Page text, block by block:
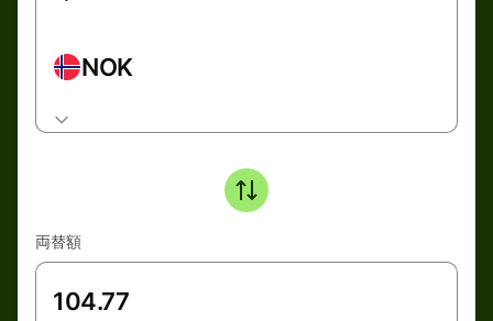
NOK
両替額